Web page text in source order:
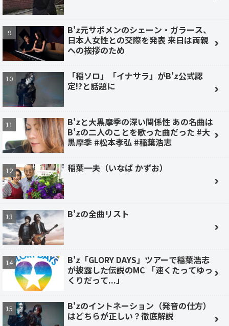
B'z元サポメンのシェーン・ガラース、
日本人女性との交際を発表 来日は両親
への挨拶のため
「稲ソロ」「イナサラ」がB'z公式認
定!?と話題に
B'zと大黒摩季の深い関係性 あの名曲は
B'zの二人のことを歌った曲だった #大
黒摩季 #松本孝弘 #稲葉浩志
稲葉一夫（いなば かずお）
B'zの全曲リスト
B'z「GLORY DAYS」ツアーで稲葉浩志
が披露した伝説のMC 「速くたってゆっ
くりだって...」
B'zのイントネーション（発音の仕方）
はどちらが正しい？徹底解説